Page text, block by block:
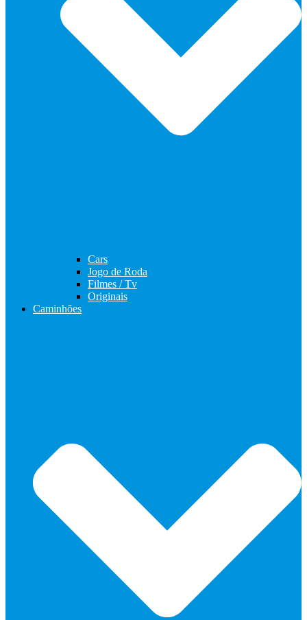
Cars
Jogo de Roda
Filmes / Tv
Originais
Caminhões